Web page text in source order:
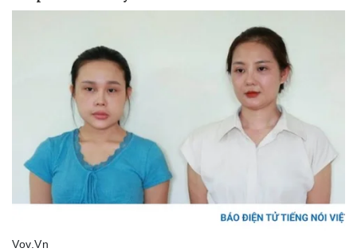
Pháp luật
Tin nóng
Quân sự - Quốc phòng